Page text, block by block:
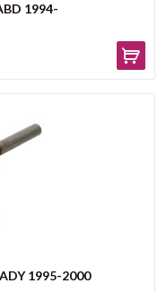
1994-
1995-2000